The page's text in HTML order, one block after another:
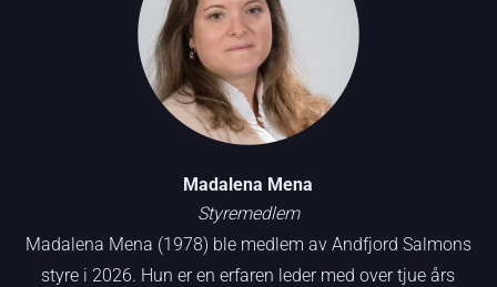
Madalena Mena
Styremedlem
Madalena Mena (1978) ble medlem av Andfjord Salmons
styre i 2026. Hun er en erfaren leder med over tjue års